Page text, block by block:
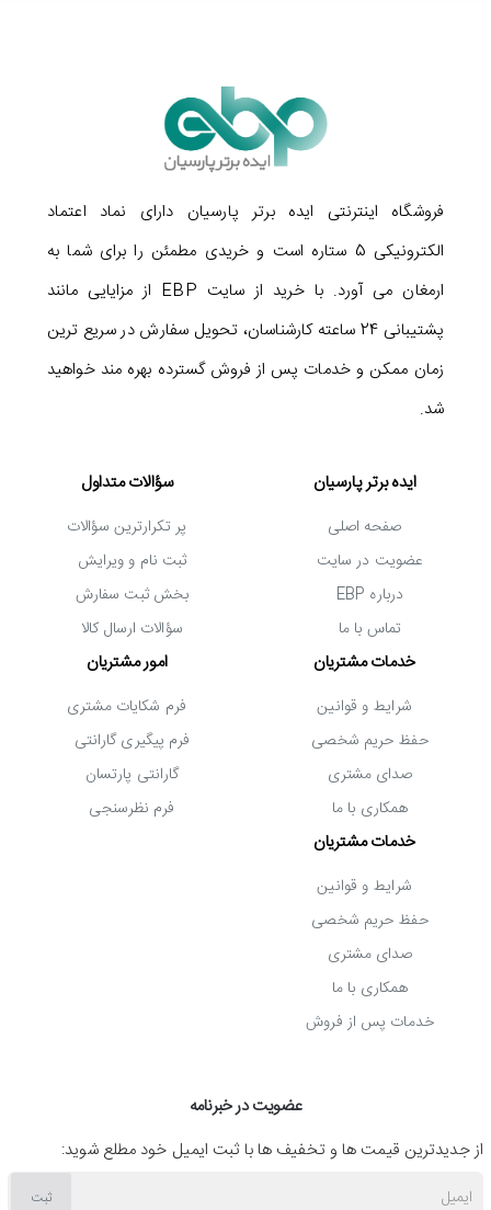
فروشگاه اینترنتی ایده برتر پارسیان دارای نماد اعتماد
الکترونیکی 5 ستاره است و خریدی مطمئن را برای شما به
ارمغان می آورد. با خرید از سایت EBP از مزایایی مانند
پشتیبانی 24 ساعته کارشناسان، تحویل سفارش در سریع ترین
زمان ممکن و خدمات پس از فروش گسترده بهره مند خواهید
شد.
ایده برتر پارسیان
صفحه اصلی
عضویت در سایت
درباره EBP
تماس با ما
سؤالات متداول
پر تکرارترین سؤالات
ثبت نام و ویرایش
بخش ثبت سفارش
سؤالات ارسال کالا
خدمات مشتریان
شرایط و قوانین
حفظ حریم شخصی
صدای مشتری
همکاری با ما
امور مشتریان
فرم شکایات مشتری
فرم پیگیری گارانتی
گارانتی پارتسان
فرم نظرسنجی
خدمات مشتریان
شرایط و قوانین
حفظ حریم شخصی
صدای مشتری
همکاری با ما
خدمات پس از فروش
عضویت در خبرنامه
از جدیدترین قیمت ها و تخفیف ها با ثبت ایمیل خود مطلع شوید:
ایمیل ثبت